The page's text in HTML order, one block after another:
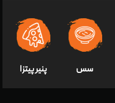
سس پنير پيتزا